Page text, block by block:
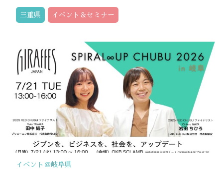
三重県 イベント＆セミナー
イベント＠岐阜県